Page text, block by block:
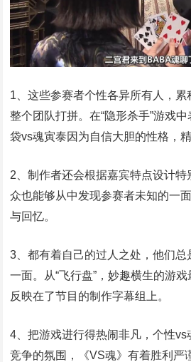
1、这些参赛者个性各异所有人，
整个团队打拼。在“隐形杀手”游戏
袋vs魂寅泰因为自信大胆的性格，
2、制作者还会根据嘉宾特点设计
众也能够从中发现参赛者未知的一
与回忆。
3、都有着自己的过人之处，他们总
一面。从“飞行盘”，妙趣横生的游
反映在了节目的制作字幕组上。
4、把游戏进行得热闹非凡，个性
竞争的氛围，《VS魂》有着胜利严